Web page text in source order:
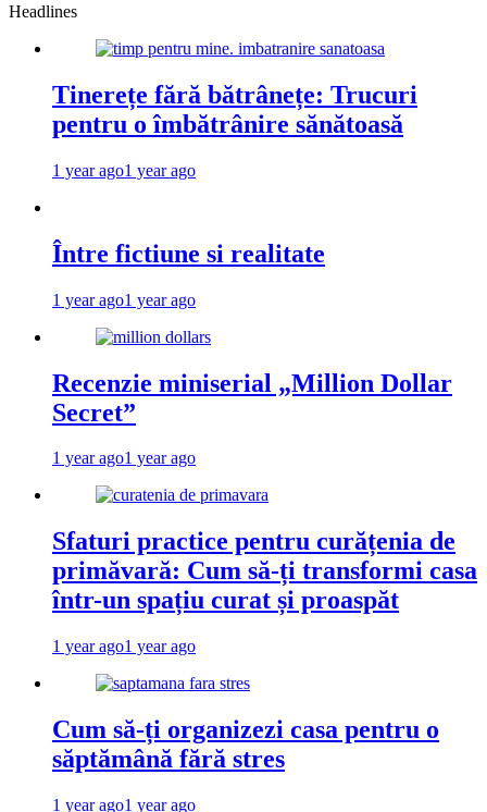
Headlines
Tinerețe fără bătrânețe: Trucuri
pentru o îmbătrânire sănătoasă
1 year ago1 year ago
Între fictiune si realitate
1 year ago1 year ago
Recenzie miniserial „Million Dollar
Secret”
1 year ago1 year ago
Sfaturi practice pentru curățenia de
primăvară: Cum să-ți transformi casa
într-un spațiu curat și proaspăt
1 year ago1 year ago
Cum să-ți organizezi casa pentru o
săptămână fără stres
1 year ago1 year ago